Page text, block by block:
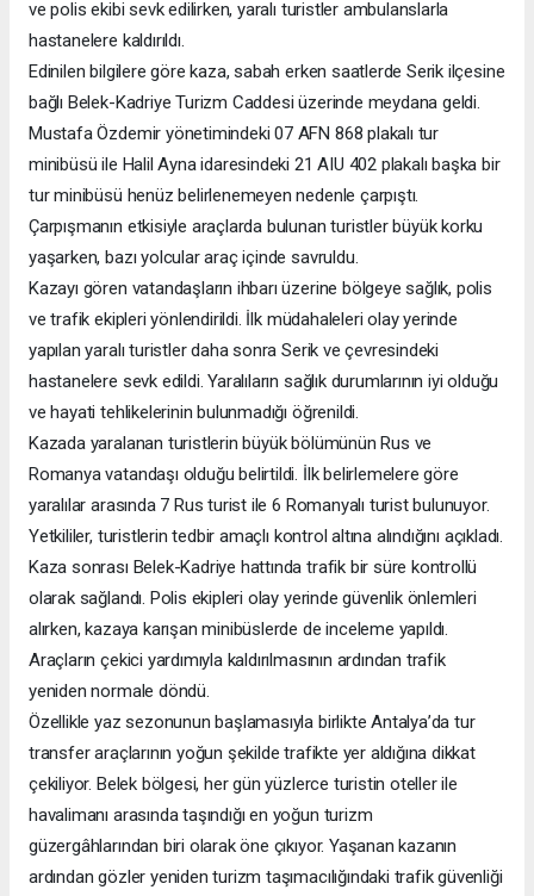
ve polis ekibi sevk edilirken, yaralı turistler ambulanslarla
hastanelere kaldırıldı.
Edinilen bilgilere göre kaza, sabah erken saatlerde Serik ilçesine
bağlı Belek-Kadriye Turizm Caddesi üzerinde meydana geldi.
Mustafa Özdemir yönetimindeki 07 AFN 868 plakalı tur
minibüsü ile Halil Ayna idaresindeki 21 AIU 402 plakalı başka bir
tur minibüsü henüz belirlenemeyen nedenle çarpıştı.
Çarpışmanın etkisiyle araçlarda bulunan turistler büyük korku
yaşarken, bazı yolcular araç içinde savruldu.
Kazayı gören vatandaşların ihbarı üzerine bölgeye sağlık, polis
ve trafik ekipleri yönlendirildi. İlk müdahaleleri olay yerinde
yapılan yaralı turistler daha sonra Serik ve çevresindeki
hastanelere sevk edildi. Yaralıların sağlık durumlarının iyi olduğu
ve hayati tehlikelerinin bulunmadığı öğrenildi.
Kazada yaralanan turistlerin büyük bölümünün Rus ve
Romanya vatandaşı olduğu belirtildi. İlk belirlemelere göre
yaralılar arasında 7 Rus turist ile 6 Romanyalı turist bulunuyor.
Yetkililer, turistlerin tedbir amaçlı kontrol altına alındığını açıkladı.
Kaza sonrası Belek-Kadriye hattında trafik bir süre kontrollü
olarak sağlandı. Polis ekipleri olay yerinde güvenlik önlemleri
alırken, kazaya karışan minibüslerde de inceleme yapıldı.
Araçların çekici yardımıyla kaldırılmasının ardından trafik
yeniden normale döndü.
Özellikle yaz sezonunun başlamasıyla birlikte Antalya’da tur
transfer araçlarının yoğun şekilde trafikte yer aldığına dikkat
çekiliyor. Belek bölgesi, her gün yüzlerce turistin oteller ile
havalimanı arasında taşındığı en yoğun turizm
güzergâhlarından biri olarak öne çıkıyor. Yaşanan kazanın
ardından gözler yeniden turizm taşımacılığındaki trafik güvenliği